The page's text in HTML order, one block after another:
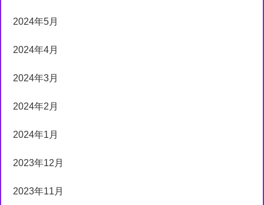
2024年5月
2024年4月
2024年3月
2024年2月
2024年1月
2023年12月
2023年11月